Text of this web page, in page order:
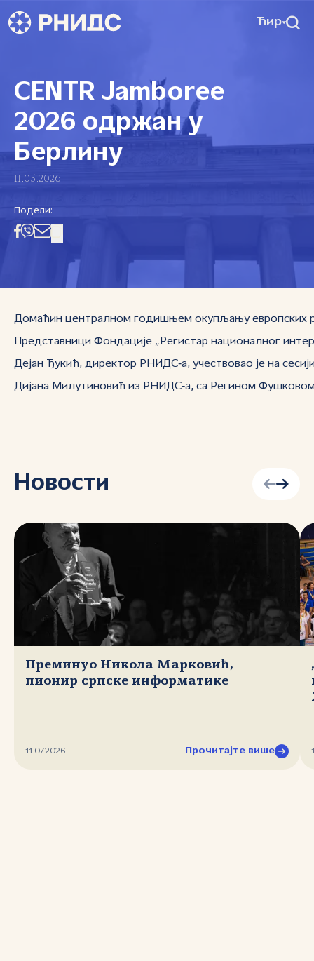
Ћир
CENTR Jamboree
2026 одржан у
Берлину
11.05.2026
Подели:
Домаћин централном годишњем окупљању европских
Представници Фондације „Регистар националног
Дејан Ђукић, директор РНИДС‑а, учествовао је на
Дијана Милутиновић из РНИДС‑а, са Регином Фушковом
Новости
Преминуо Никола Марковић,
пионир српске информатике
11.07.2026. Прочитајте више